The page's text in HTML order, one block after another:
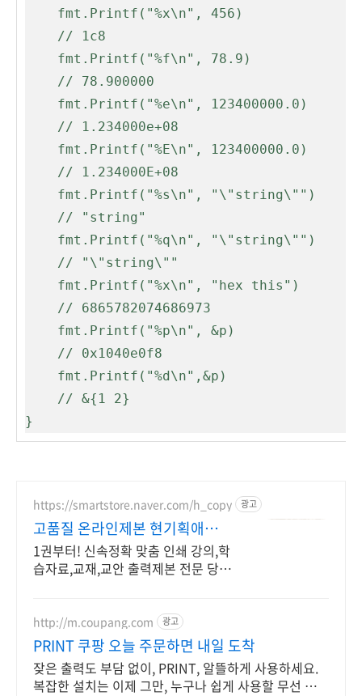
    fmt.Printf("%x\n", 456)
    // 1c8
    fmt.Printf("%f\n", 78.9)
    // 78.900000
    fmt.Printf("%e\n", 123400000.0)
    // 1.234000e+08
    fmt.Printf("%E\n", 123400000.0)
    // 1.234000E+08
    fmt.Printf("%s\n", "\"string\"")
    // "string"
    fmt.Printf("%q\n", "\"string\"")
    // "\"string\""
    fmt.Printf("%x\n", "hex this")
    // 6865782074686973
    fmt.Printf("%p\n", &p)
    // 0x1040e0f8
    fmt.Printf("%d\n",&p)
    // &{1 2}
}
https://smartstore.naver.com/h_copy 광고
고품질 온라인제본 현기획애드
당일발송! 단1권부터! 출발
1권부터! 신속정확 맞춤 인쇄 강의,학
습자료,교재,교안 출력제본 전문 당일
http://m.coupang.com 광고
PRINT 쿠팡 오늘 주문하면 내일 도착
잦은 출력도 부담 없이, PRINT, 알뜰하게 사용하세요.
복잡한 설치는 이제 그만, 누구나 쉽게 사용할 무선 복합